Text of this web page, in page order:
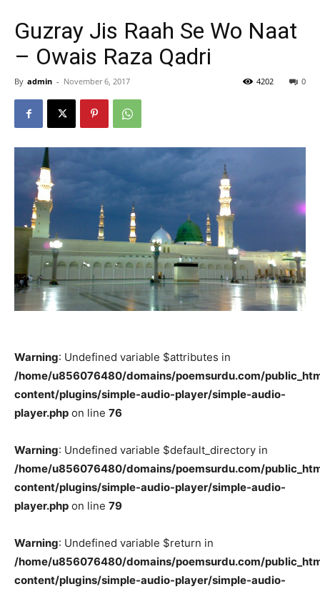
Guzray Jis Raah Se Wo Naat
– Owais Raza Qadri
By admin - November 6, 2017 0
4202
Warning: Undefined variable $attributes in
/home/u856076480/domains/poemsurdu.com/
content/plugins/simple-audio-player/simple-audio-
player.php on line 76
Warning: Undefined variable $default_directory in
/home/u856076480/domains/poemsurdu.com/
content/plugins/simple-audio-player/simple-audio-
player.php on line 79
Warning: Undefined variable $return in
/home/u856076480/domains/poemsurdu.com/
content/plugins/simple-audio-player/simple-audio-